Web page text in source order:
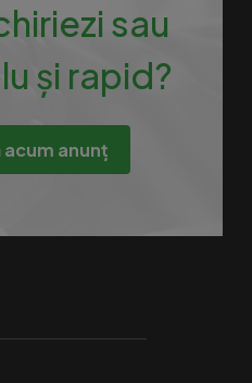
sau
și rapid?
acum anunț